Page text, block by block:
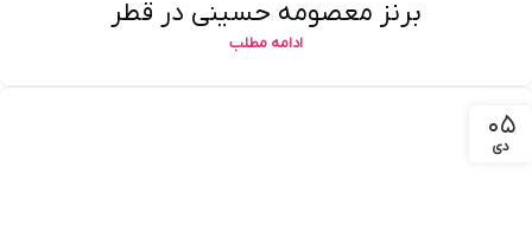
برنز معصومه حسینی در قطر
ادامه مطلب
۰۵
دی